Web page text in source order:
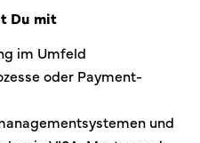
Du mit
im Umfeld
oder Payment-
und